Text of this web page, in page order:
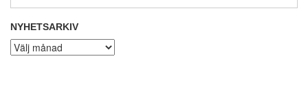
NYHETSARKIV
Nyhetsarkiv